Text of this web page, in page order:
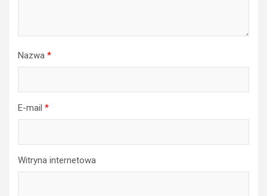
Nazwa *
E-mail *
Witryna internetowa